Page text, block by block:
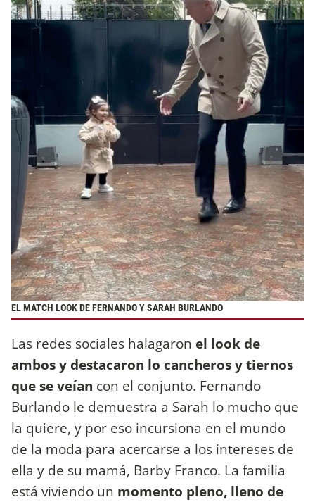
EL MATCH LOOK DE FERNANDO Y SARAH BURLANDO
Las redes sociales halagaron el look de
ambos y destacaron lo cancheros y tiernos
que se veían con el conjunto. Fernando
Burlando le demuestra a Sarah lo mucho que
la quiere, y por eso incursiona en el mundo
de la moda para acercarse a los intereses de
ella y de su mamá, Barby Franco. La familia
está viviendo un momento pleno, lleno de